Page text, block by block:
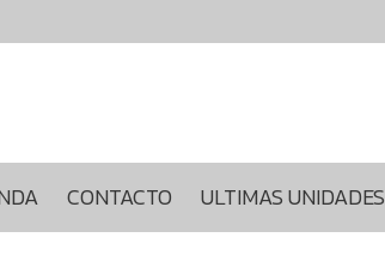
CONTACTO ULTIMAS UNIDADES